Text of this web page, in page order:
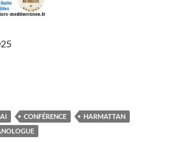
« Volcans » en quatre jours
CONFÉRENCE
HARMATTAN